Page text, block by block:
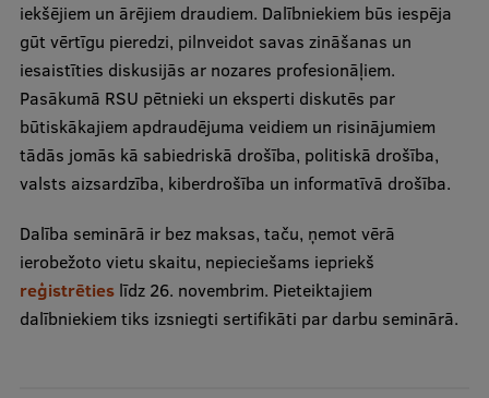
Identitāte
RSU fonds
Muzeji un ekspozīcijas
Projekti
Reitingi
Virtuālā tūre
iekšējiem un ārējiem draudiem. Dalībniekiem būs iespēja
gūt vērtīgu pieredzi, pilnveidot savas zināšanas un
iesaistīties diskusijās ar nozares profesionāļiem.
Pasākumā RSU pētnieki un eksperti diskutēs par
būtiskākajiem apdraudējuma veidiem un risinājumiem
tādās jomās kā sabiedriskā drošība, politiskā drošība,
valsts aizsardzība, kiberdrošība un informatīvā drošība.
Dalība seminārā ir bez maksas, taču, ņemot vērā
ierobežoto vietu skaitu, nepieciešams iepriekš
reģistrētieslīdz 26. novembrim. Pieteiktajiem
dalībniekiem tiks izsniegti sertifikāti par darbu seminārā.